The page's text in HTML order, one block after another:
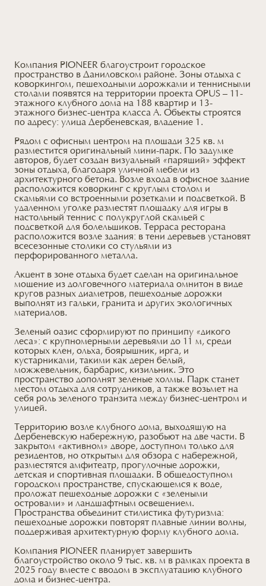
Компания PIONEER благоустроит городское
пространство в Даниловском районе. Зоны отдыха с
коворкингом, пешеходными дорожками и теннисными
столами появятся на территории проекта OPUS – 11-
этажного клубного дома на 188 квартир и 13-
этажного бизнес-центра класса А. Объекты строятся
по адресу: улица Дербеневская, владение 1.
Рядом c офисным центром на площади 325 кв. м
разместится оригинальный мини-парк. По задумке
авторов, будет создан визуальный «парящий» эффект
зоны отдыха, благодаря уличной мебели из
архитектурного бетона. Возле входа в офисное здание
расположится коворкинг с круглым столом и
скамьями со встроенными розетками и подсветкой. В
удаленном уголке разместят площадку для игры в
настольный теннис с полукруглой скамьей с
подсветкой для болельщиков. Терраса ресторана
расположится возле здания: в тени деревьев установят
всесезонные столики со стульями из
перфорированного металла.
Акцент в зоне отдыха будет сделан на оригинальное
мощение из долговечного материала омнитон в виде
кругов разных диаметров, пешеходные дорожки
выполнят из гальки, гранита и других экологичных
материалов.
Зеленый оазис сформируют по принципу «дикого
леса»: с крупномерными деревьями до 11 м, среди
которых клен, ольха, боярышник, ирга, и
кустарниками, такими как дерен белый,
можжевельник, барбарис, кизильник. Это
пространство дополнят зеленые холмы. Парк станет
местом отдыха для сотрудников, а также возьмет на
себя роль зеленого транзита между бизнес-центром и
улицей.
Территорию возле клубного дома, выходящую на
Дербеневскую набережную, разобьют на две части. В
закрытом «активном» дворе, доступном только для
резидентов, но открытым для обзора с набережной,
разместятся амфитеатр, прогулочные дорожки,
детская и спортивная площадки. В общедоступном
городском пространстве, спускающемся к воде,
проложат пешеходные дорожки с «зелеными
островами» и ландшафтным освещением.
Пространства объединит стилистика футуризма:
пешеходные дорожки повторят плавные линии волны,
поддерживая архитектурную форму клубного дома.
Компания PIONEER планирует завершить
благоустройство около 9 тыс. кв. м в рамках проекта в
2025 году вместе с вводом в эксплуатацию клубного
дома и бизнес-центра.